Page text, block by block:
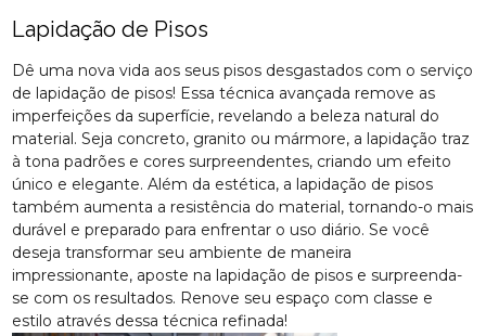
Lapidação de Pisos
Dê uma nova vida aos seus pisos desgastados com o serviço
de lapidação de pisos! Essa técnica avançada remove as
imperfeições da superfície, revelando a beleza natural do
material. Seja concreto, granito ou mármore, a lapidação traz
à tona padrões e cores surpreendentes, criando um efeito
único e elegante. Além da estética, a lapidação de pisos
também aumenta a resistência do material, tornando-o mais
durável e preparado para enfrentar o uso diário. Se você
deseja transformar seu ambiente de maneira
impressionante, aposte na lapidação de pisos e surpreenda-
se com os resultados. Renove seu espaço com classe e
estilo através dessa técnica refinada!